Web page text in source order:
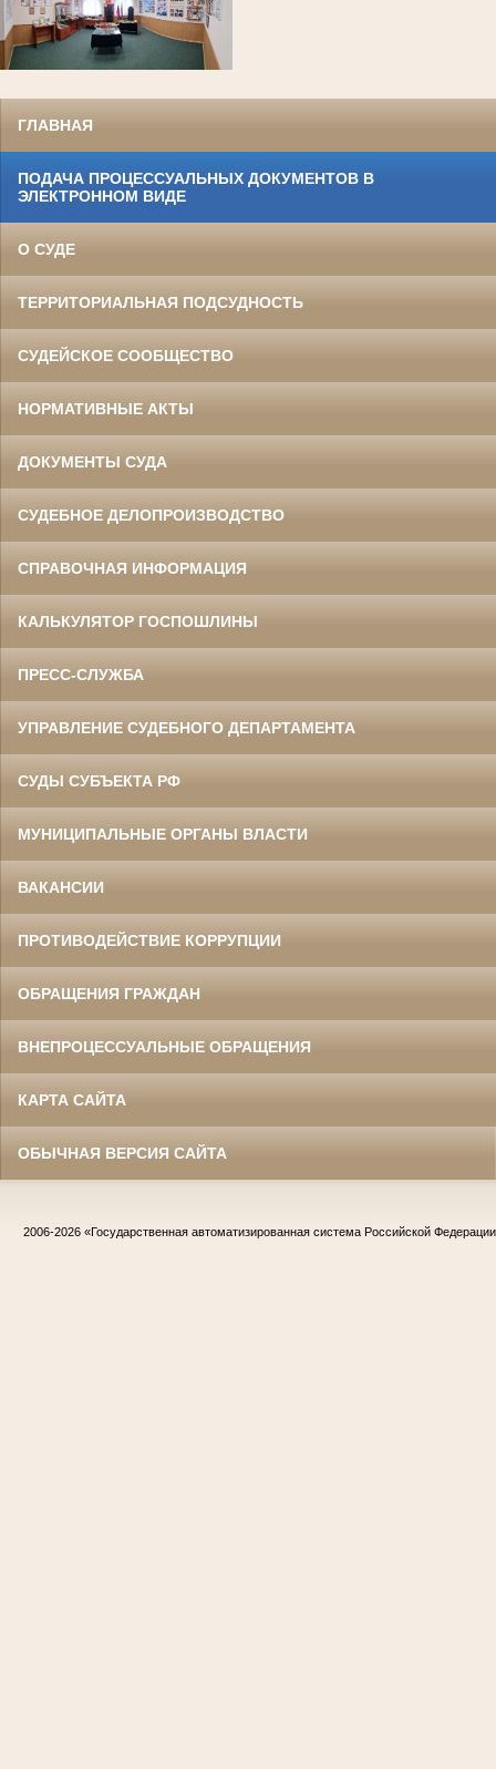
ГЛАВНАЯ
ПОДАЧА ПРОЦЕССУАЛЬНЫХ ДОКУМЕНТОВ В
ЭЛЕКТРОННОМ ВИДЕ
О СУДЕ
ТЕРРИТОРИАЛЬНАЯ ПОДСУДНОСТЬ
СУДЕЙСКОЕ СООБЩЕСТВО
НОРМАТИВНЫЕ АКТЫ
ДОКУМЕНТЫ СУДА
СУДЕБНОЕ ДЕЛОПРОИЗВОДСТВО
СПРАВОЧНАЯ ИНФОРМАЦИЯ
КАЛЬКУЛЯТОР ГОСПОШЛИНЫ
ПРЕСС-СЛУЖБА
УПРАВЛЕНИЕ СУДЕБНОГО ДЕПАРТАМЕНТА
СУДЫ СУБЪЕКТА РФ
МУНИЦИПАЛЬНЫЕ ОРГАНЫ ВЛАСТИ
ВАКАНСИИ
ПРОТИВОДЕЙСТВИЕ КОРРУПЦИИ
ОБРАЩЕНИЯ ГРАЖДАН
ВНЕПРОЦЕССУАЛЬНЫЕ ОБРАЩЕНИЯ
КАРТА САЙТА
ОБЫЧНАЯ ВЕРСИЯ САЙТА
2006-2026 «Государственная автоматизированная система Российской